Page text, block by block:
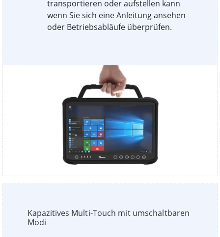
transportieren oder aufstellen kann
wenn Sie sich eine Anleitung ansehen
oder Betriebsabläufe überprüfen.
Kapazitives Multi-Touch mit umschaltbaren
Modi